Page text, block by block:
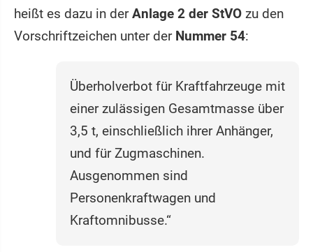
heißt es dazu in derAnlage 2 der StVO zu den
Vorschriftzeichen unter der Nummer 54:
Überholverbot für Kraftfahrzeuge mit
einer zulässigen Gesamtmasse über
3,5 t, einschließlich ihrer Anhänger,
und für Zugmaschinen.
Ausgenommen sind
Personenkraftwagen und
Kraftomnibusse.“